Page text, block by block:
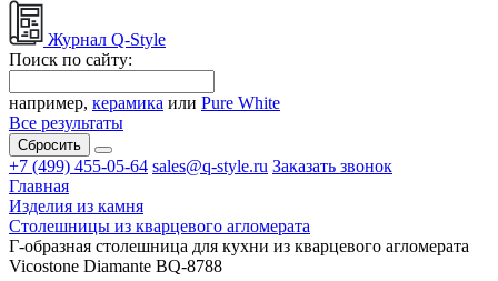
Журнал Q-Style
Поиск по сайту:
например, керамика или Pure White
Все результаты
Сбросить
+7 (499) 455-05-64 sales@q-style.ru Заказать звонок
Главная
Изделия из камня
Столешницы из кварцевого агломерата
Г-образная столешница для кухни из кварцевого агломерата
Vicostone Diamante BQ-8788